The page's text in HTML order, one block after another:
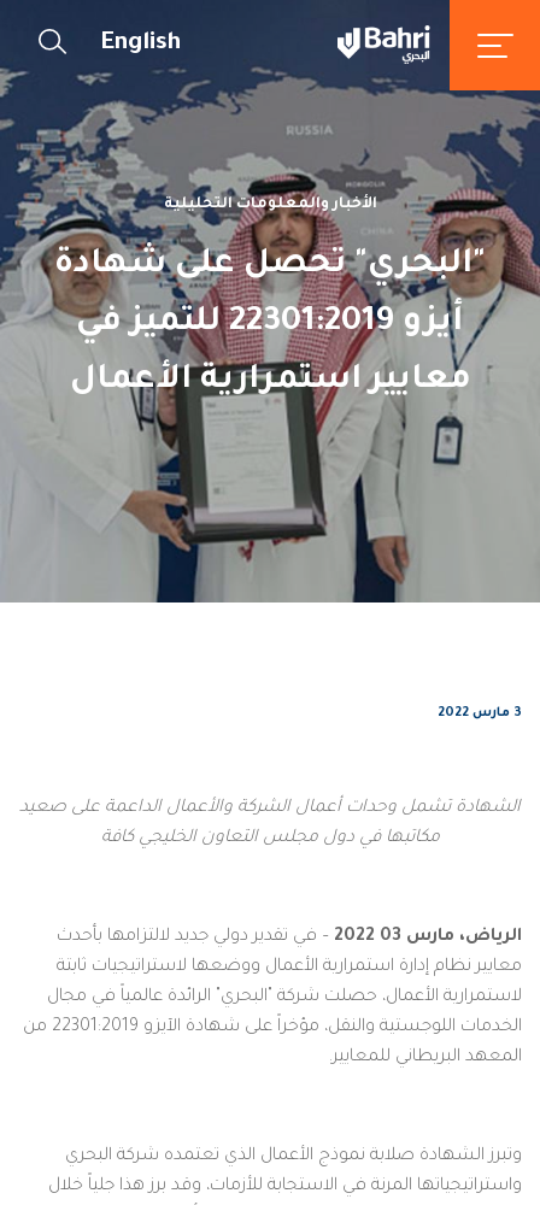
English
الأخبار والمعلومات التحليلية
"البحري" تحصل على شهادة
أيزو 22301:2019 للتميز في
معايير استمرارية الأعمال
3 مارس 2022
الشهادة تشمل وحدات أعمال الشركة والأعمال الداعمة على صعيد
مكاتبها في دول مجلس التعاون الخليجي كافة
الرياض، مارس 03
– في تقدير دولي جديد لالتزامها بأحدث
معايير نظام إدارة استمرارية الأعمال ووضعها لاستراتيجيات ثابتة
لاستمرارية الأعمال، حصلت شركة "البحري" الرائدة عالمياً في مجال
الخدمات اللوجستية والنقل، مؤخراً على شهادة الآيزو 22301:2019 من
المعهد البريطاني للمعايير.
وتبرز الشهادة صلابة نموذج الأعمال الذي تعتمده شركة البحري
واستراتيجياتها المرنة في الاستجابة للأزمات، وقد برز هذا جلياً خلال